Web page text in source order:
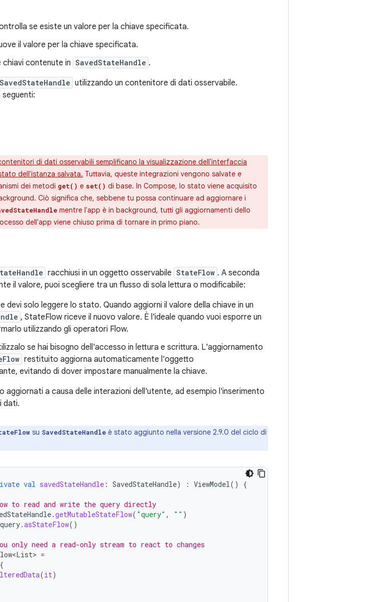
se esiste un valore per la chiave specificata.
il valore per la chiave specificata.
contenute in SavedStateHandle .
SavedStateHandle utilizzando un contenitore di dati osservabile.
di dati osservabili semplificano la visualizzazione dell'interfaccia
dell'istanza salvata. Tuttavia, queste integrazioni vengono salvate e
dei metodi get() e set() di base. In Compose, lo stato viene acquisito
Ciò significa che, sebbene tu possa continuare ad aggiornare i
mentre l'app è in background, tutti gli aggiornamenti dello
dell'app viene chiuso prima di tornare in primo piano.
racchiusi in un oggetto osservabile StateFlow . A seconda
il valore, puoi scegliere tra un flusso di sola lettura o modificabile:
devi solo leggere lo stato. Quando aggiorni il valore della chiave in un
, StateFlow riceve il nuovo valore. È l'ideale quando vuoi esporre un
utilizzando gli operatori Flow.
se hai bisogno dell'accesso in lettura e scrittura. L'aggiornamento
restituito aggiorna automaticamente l'oggetto
evitando di dover impostare manualmente la chiave.
aggiornati a causa delle interazioni dell'utente, ad esempio l'inserimento
dati.
su SavedStateHandle è stato aggiunto nella versione 2.9.0 del ciclo di
val savedStateHandle : SavedStateHandle) : ViewModel() {
to read and write the query directly
.getMutableStateFlow( "query" , "" )
_query.asStateFlow()
only need a read-only stream to react to changes
<List> =
{
(it)